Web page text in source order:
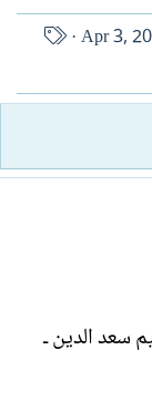
Apr 3,
ا
م
ك
سعد الدين ـ